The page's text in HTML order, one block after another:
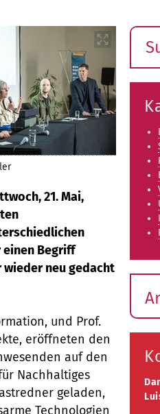
21. Mai,
einen Begriff
wieder neu gedacht
und Prof.
eröffneten den
auf den
Nachhaltiges
geladen,
Technologien
Suche